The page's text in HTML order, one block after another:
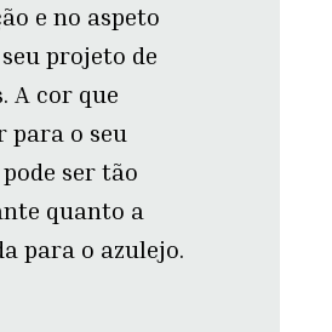
e no aspeto
projeto de
A cor que
para o seu
ser tão
quanto a
para o azulejo.